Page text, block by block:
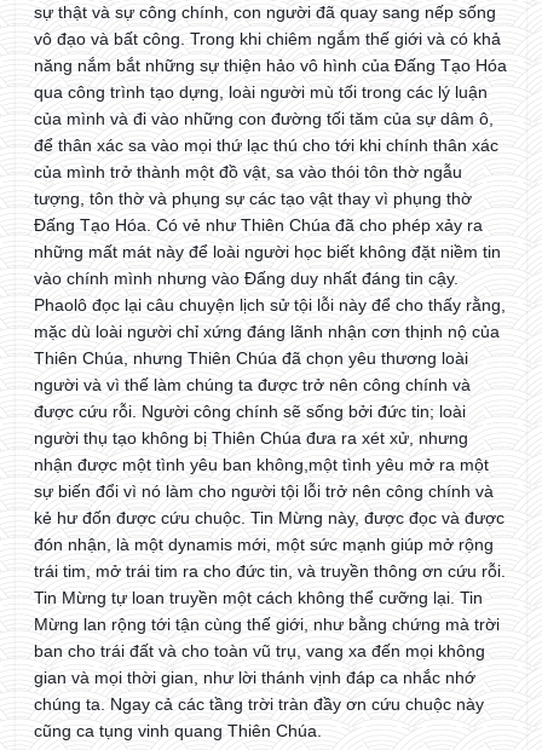
sự thật và sự công chính, con người đã quay sang nếp sống
vô đạo và bất công. Trong khi chiêm ngắm thế giới và có khả
năng nắm bắt những sự thiện hảo vô hình của Đấng Tạo Hóa
qua công trình tạo dựng, loài người mù tối trong các lý luận
của mình và đi vào những con đường tối tăm của sự dâm ô,
để thân xác sa vào mọi thứ lạc thú cho tới khi chính thân xác
của mình trở thành một đồ vật, sa vào thói tôn thờ ngẫu
tượng, tôn thờ và phụng sự các tạo vật thay vì phụng thờ
Đấng Tạo Hóa. Có vẻ như Thiên Chúa đã cho phép xảy ra
những mất mát này để loài người học biết không đặt niềm tin
vào chính mình nhưng vào Đấng duy nhất đáng tin cậy.
Phaolô đọc lại câu chuyện lịch sử tội lỗi này để cho thấy rằng,
mặc dù loài người chỉ xứng đáng lãnh nhận cơn thịnh nộ của
Thiên Chúa, nhưng Thiên Chúa đã chọn yêu thương loài
người và vì thế làm chúng ta được trở nên công chính và
được cứu rỗi. Người công chính sẽ sống bởi đức tin; loài
người thụ tạo không bị Thiên Chúa đưa ra xét xử, nhưng
nhận được một tình yêu ban không,một tình yêu mở ra một
sự biến đổi vì nó làm cho người tội lỗi trở nên công chính và
kẻ hư đốn được cứu chuộc. Tin Mừng này, được đọc và được
đón nhận, là một dynamis mới, một sức mạnh giúp mở rộng
trái tim, mở trái tim ra cho đức tin, và truyền thông ơn cứu rỗi.
Tin Mừng tự loan truyền một cách không thể cưỡng lại. Tin
Mừng lan rộng tới tận cùng thế giới, như bằng chứng mà trời
ban cho trái đất và cho toàn vũ trụ, vang xa đến mọi không
gian và mọi thời gian, như lời thánh vịnh đáp ca nhắc nhớ
chúng ta. Ngay cả các tầng trời tràn đầy ơn cứu chuộc này
cũng ca tụng vinh quang Thiên Chúa.